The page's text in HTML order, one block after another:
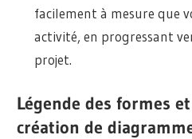
facilement à mesure que
activité, en progressant
projet.
Légende des formes
création de